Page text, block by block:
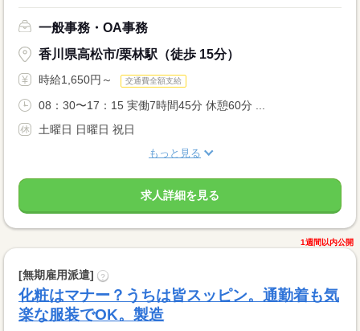
一般事務・OA事務
香川県高松市/栗林駅（徒歩 15分）
時給1,650円～ 交通費全額支給
08：30〜17：15 実働7時間45分 休憩60分 ...
土曜日 日曜日 祝日
もっと見る
求人詳細を見る
1週間以内公開
[無期雇用派遣] ?
化粧はマナー？うちは皆スッピン。通勤着も気
楽な服装でOK。製造